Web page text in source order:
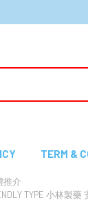
TERM &
推介
TYPE 小林製